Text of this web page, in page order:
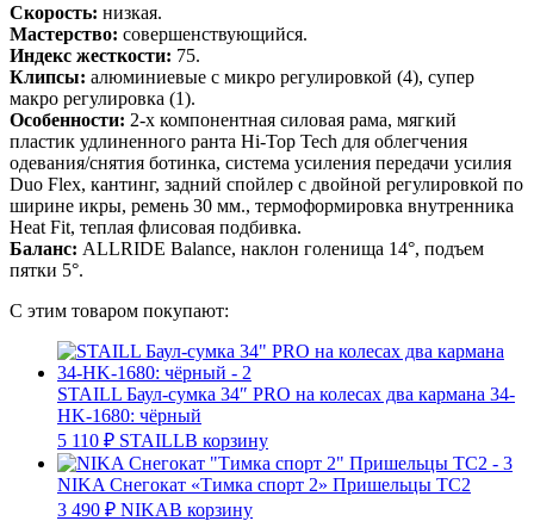
Скорость: низкая.
Мастерство: совершенствующийся.
Индекс жесткости: 75.
Клипсы: алюминиевые с микро регулировкой (4), супер
макро регулировка (1).
Особенности: 2-х компонентная силовая рама, мягкий
пластик удлиненного ранта Hi-Top Tech для облегчения
одевания/снятия ботинка, система усиления передачи усилия
Duo Flex, кантинг, задний спойлер с двойной регулировкой по
ширине икры, ремень 30 мм., термоформировка внутренника
Heat Fit, теплая флисовая подбивка.
Баланс: ALLRIDE Balance, наклон голенища 14°, подъем
пятки 5°.
С этим товаром покупают:
STAILL Баул-сумка 34″ PRO на колесах два кармана 34-
HK-1680: чёрный
5 110 ₽ STAILLВ корзину
NIKA Снегокат «Тимка спорт 2» Пришельцы ТС2
3 490 ₽ NIKAВ корзину